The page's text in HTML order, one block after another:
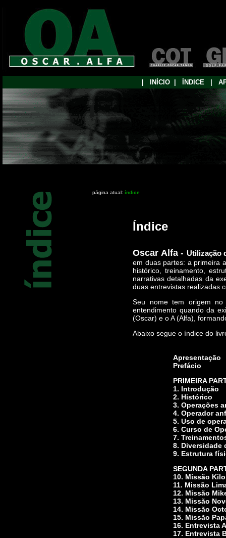
INÍCIO.. ÍNDICE...
página atual: índice
Índice
Oscar Alfa- Utilização
em duas partes: a primeira
histórico, treinamento,
narrativas detalhadas da
duas entrevistas realizadas
Seu nome tem origem no
entendimento quando da
(Oscar) e o A (Alfa),
Abaixo segue o índice do
Apresentação
Prefácio
PRIMEIRA
1. Introdução
2. Histórico
3. Operações
4. Operador
5. Uso de
6. Curso de
7.
8. Diversidade
9. Estrutura
SEGUNDA
10. Missão Kilo
11. Missão
12. Missão
13. Missão
14. Missão
15. Missão
16. Entrevista
17. Entrevista